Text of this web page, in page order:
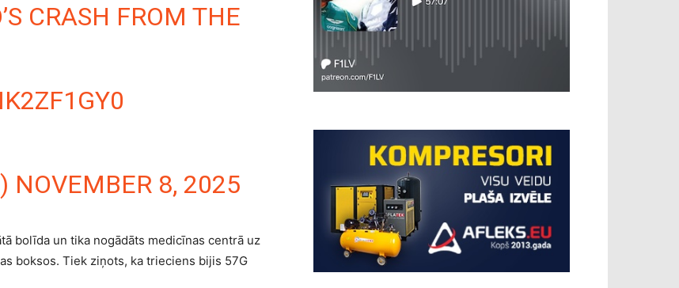
CRASH FROM THE
NOVEMBER 8, 2025
bolīda un tika nogādāts medicīnas centrā uz
boksos. Tiek ziņots, ka trieciens bijis 57G